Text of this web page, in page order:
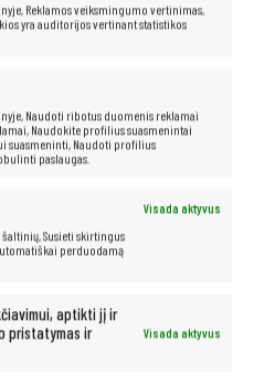
Reklamos veiksmingumo vertinimas,
yra auditorijos vertinant statistikos
Naudoti ribotus duomenis reklamai
Naudokite profilius suasmenintai
suasmeninti, Naudoti profilius
paslaugas.
Visada aktyvus
Susieti skirtingus
perduodamą
aptikti jį ir
pristatymas ir
Visada aktyvus
sprendimas tiems, kurie ieško
našumą, leidžia vartotojams
bei greitu perėjimu tarp
vaizdo įrašų atkūrimą.
galimybės yra
multimedijos programoms.
geriausia kokybe iš tokių